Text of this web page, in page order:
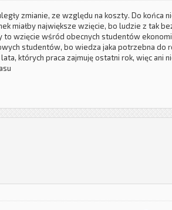
zmianie, ze względu na koszty. Do
miałby największe wzięcie, bo ludzie z tak
wzięcie wśród obecnych studentów
studentów, bo wiedza jaka potrzebna
których praca zajmuję ostatni rok, więc ani